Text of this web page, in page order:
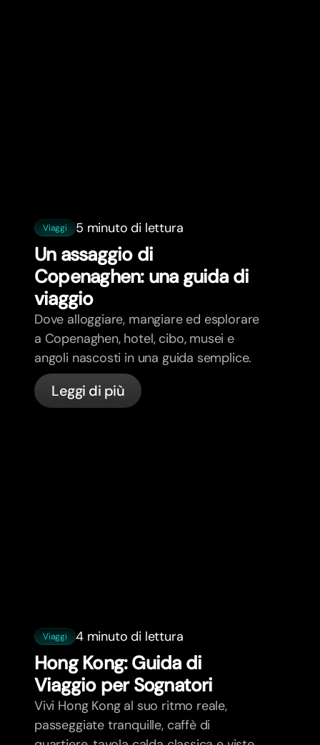
Viaggi 5 minuto di lettura
Un assaggio di
Copenaghen: una guida di
viaggio
Dove alloggiare, mangiare ed esplorare
a Copenaghen, hotel, cibo, musei e
angoli nascosti in una guida semplice.
Leggi di più
Viaggi 4 minuto di lettura
Hong Kong: Guida di
Viaggio per Sognatori
Vivi Hong Kong al suo ritmo reale,
passeggiate tranquille, caffè di